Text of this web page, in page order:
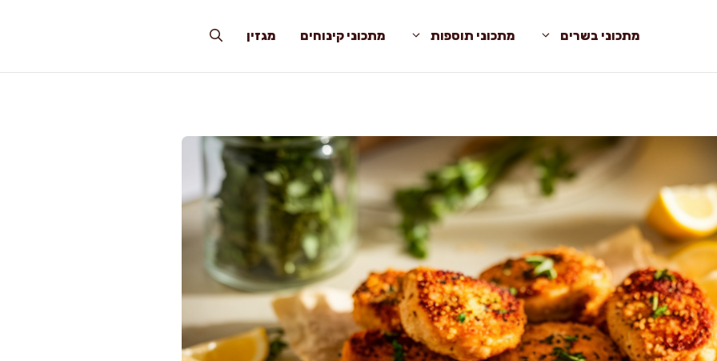
מתכוני בשרים מתכוני תוספות מתכוני קינוחים מגזין